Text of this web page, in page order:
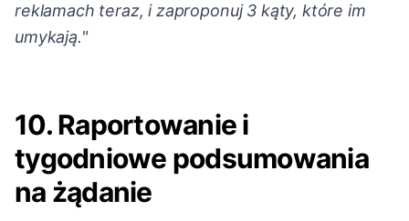
reklamach teraz, i zaproponuj 3 kąty, które im
umykają."
10. Raportowanie i
tygodniowe podsumowania
na żądanie